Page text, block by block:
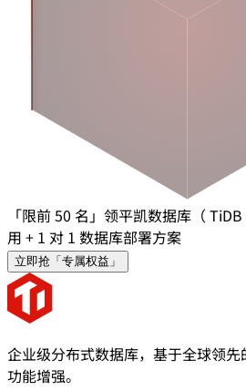
「限前 50 名」领平凯数据库（
用 + 1 对 1 数据库部署方案
立即抢「专属权益」
企业级分布式数据库，基于全球领
功能增强。